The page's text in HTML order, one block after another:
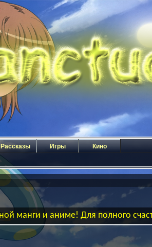
Рассказы Игры Кино
манги и аниме! Для полного